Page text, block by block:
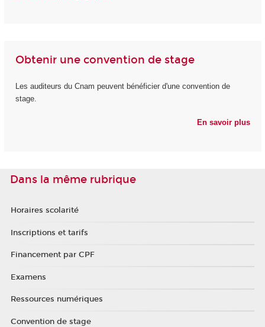
Obtenir une convention de stage
Les auditeurs du Cnam peuvent bénéficier d'une convention de
stage.
En savoir plus
Dans la même rubrique
Horaires scolarité
Inscriptions et tarifs
Financement par CPF
Examens
Ressources numériques
Convention de stage